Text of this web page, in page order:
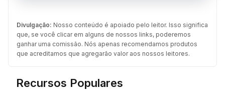
Divulgação: Nosso conteúdo é apoiado pelo leitor. Isso significa
que, se você clicar em alguns de nossos links, poderemos
ganhar uma comissão. Nós apenas recomendamos produtos
que acreditamos que agregarão valor aos nossos leitores.
Recursos Populares